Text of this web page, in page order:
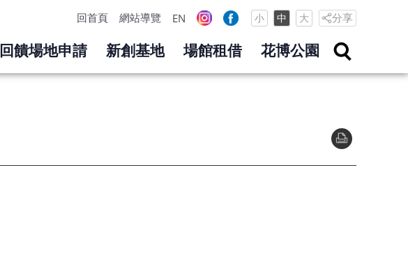
回首頁 網站導覽 EN 小 中 大 分享
回饋場地申請 新創基地 場館租借 花博公園